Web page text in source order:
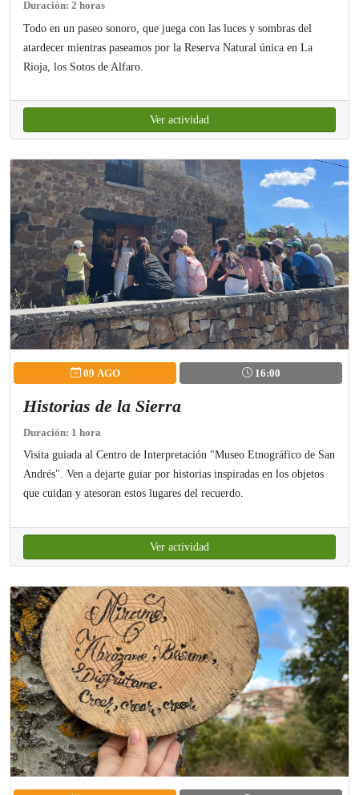
Duración: 2 horas
Todo en un paseo sonoro, que juega con las luces y sombras del
atardecer mientras paseamos por la Reserva Natural única en La
Rioja, los Sotos de Alfaro.
Ver actividad
09 AGO 16:00
Historias de la Sierra
Duración: 1 hora
Visita guiada al Centro de Interpretación "Museo Etnográfico de San
Andrés". Ven a dejarte guiar por historias inspiradas en los objetos
que cuidan y atesoran estos lugares del recuerdo.
Ver actividad